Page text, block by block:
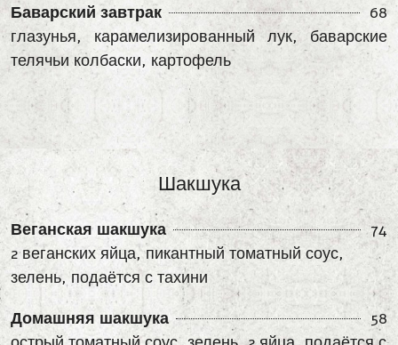
Баварский завтрак
68
глазунья, карамелизированный лук, баварские
телячьи колбаски, картофель
Шакшука
Веганская шакшука
74
2 веганских яйца, пикантный томатный соус,
зелень, подаётся с тахини
Домашняя шакшука
58